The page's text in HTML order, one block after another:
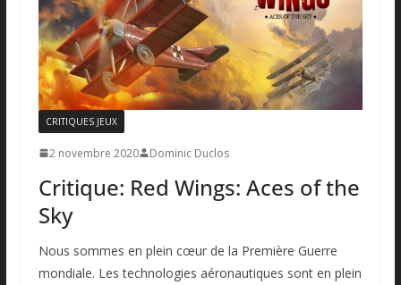
CRITIQUES JEUX
2 novembre 2020 Dominic Duclos
Critique: Red Wings: Aces of the
Sky
Nous sommes en plein cœur de la Première Guerre
mondiale. Les technologies aéronautiques sont en plein